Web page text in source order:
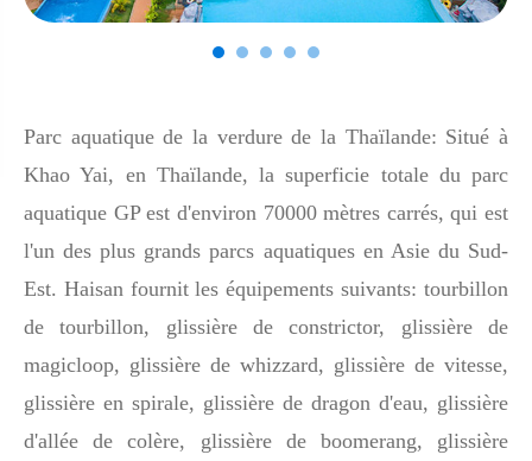
Parc aquatique de la verdure de la Thaïlande: Situé à
Khao Yai, en Thaïlande, la superficie totale du parc
aquatique GP est d'environ 70000 mètres carrés, qui est
l'un des plus grands parcs aquatiques en Asie du Sud-
Est. Haisan fournit les équipements suivants: tourbillon
de tourbillon, glissière de constrictor, glissière de
magicloop, glissière de whizzard, glissière de vitesse,
glissière en spirale, glissière de dragon d'eau, glissière
d'allée de colère, glissière de boomerang, glissière